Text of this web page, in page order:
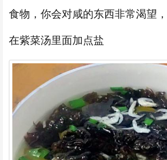
食物，你会对咸的东西非常渴望
在紫菜汤里面加点盐